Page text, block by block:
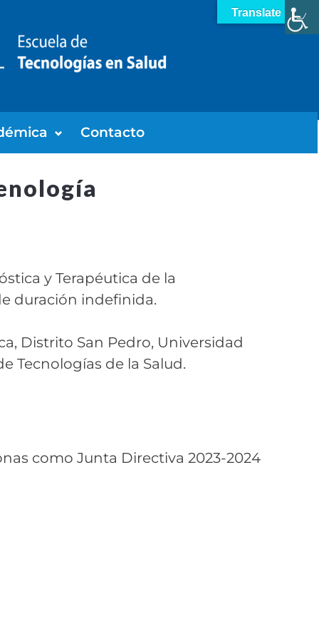
Contacto
y Terapéutica de la
duración indefinida.
Distrito San Pedro, Universidad
Tecnologías de la Salud.
como Junta Directiva 2023-2024
Translate »